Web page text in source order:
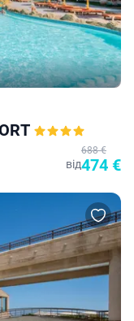
від
688 €
474 €